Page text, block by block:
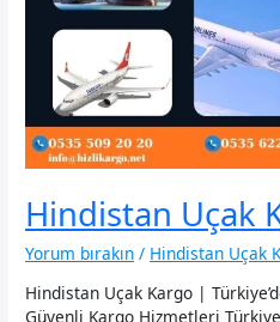
Hindistan Uçak
Yorum bırakın / Hindistan Uçak
Hindistan Uçak Kargo |
Güvenli Kargo Hizmetleri